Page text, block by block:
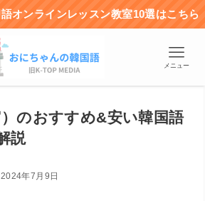
オンラインレッスン教室10選はこちら
メニュー
のおすすめ&安い韓国語
説
2024年7月9日